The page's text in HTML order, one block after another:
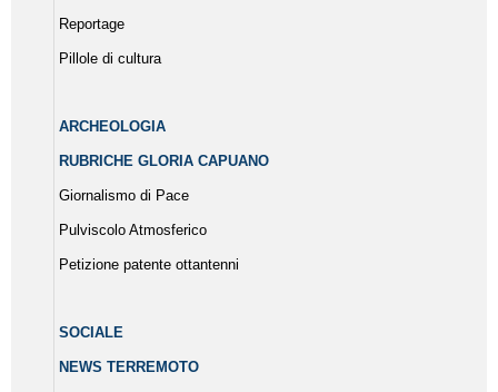
Reportage
Pillole di cultura
ARCHEOLOGIA
RUBRICHE GLORIA CAPUANO
Giornalismo di Pace
Pulviscolo Atmosferico
Petizione patente ottantenni
SOCIALE
NEWS TERREMOTO